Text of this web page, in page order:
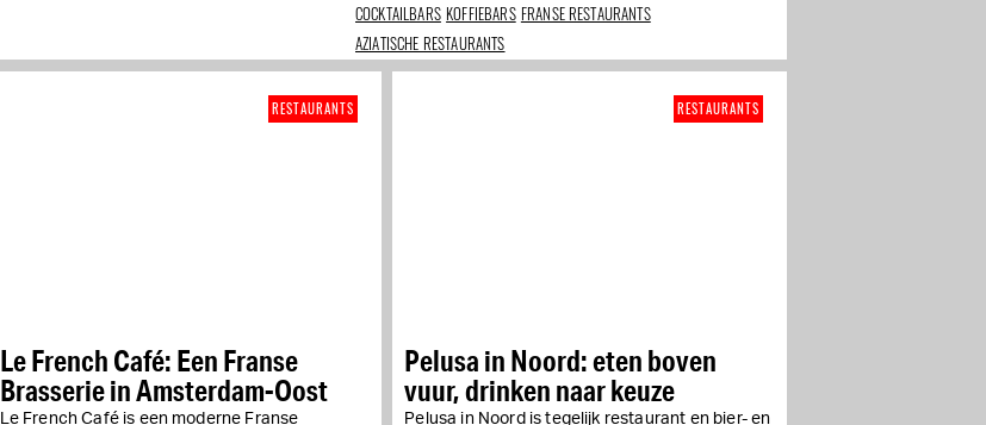
COCKTAILBARS KOFFIEBARS FRANSE RESTAURANTS
AZIATISCHE RESTAURANTS
Le French Café: Een Franse
Brasserie in Amsterdam-Oost
Le French Café is een moderne Franse
RESTAURANTS
Pelusa in Noord: eten boven
vuur, drinken naar keuze
Pelusa in Noord is tegelijk restaurant en bier- en
RESTAURANTS